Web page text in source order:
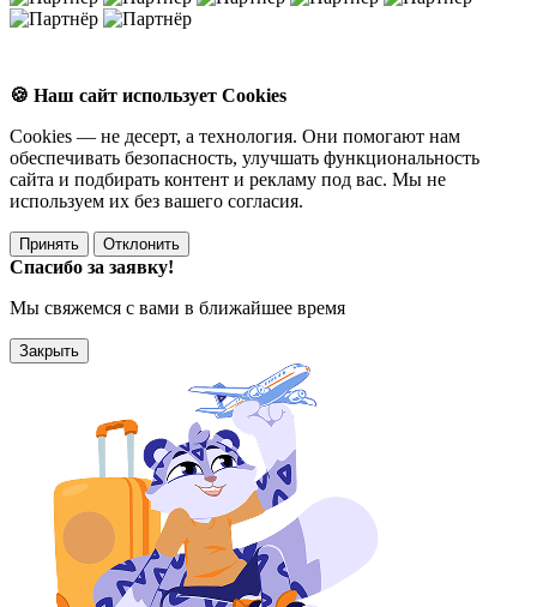
🍪 Наш сайт использует Cookies
Cookies — не десерт, а технология. Они помогают нам
обеспечивать безопасность, улучшать функциональность
сайта и подбирать контент и рекламу под вас. Мы не
используем их без вашего согласия.
Принять Отклонить
Спасибо за заявку!
Мы свяжемся с вами в ближайшее время
Закрыть